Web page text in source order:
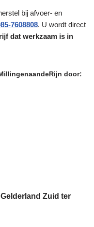
bij afvoer- en
7608808. U wordt direct
dat werkzaam is in
door:
Zuid ter